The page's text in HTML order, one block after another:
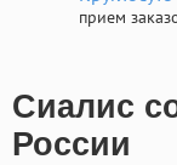
прием
Сиалис
России